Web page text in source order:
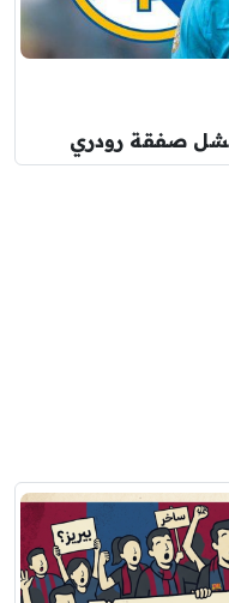
فشل صفقة رودري